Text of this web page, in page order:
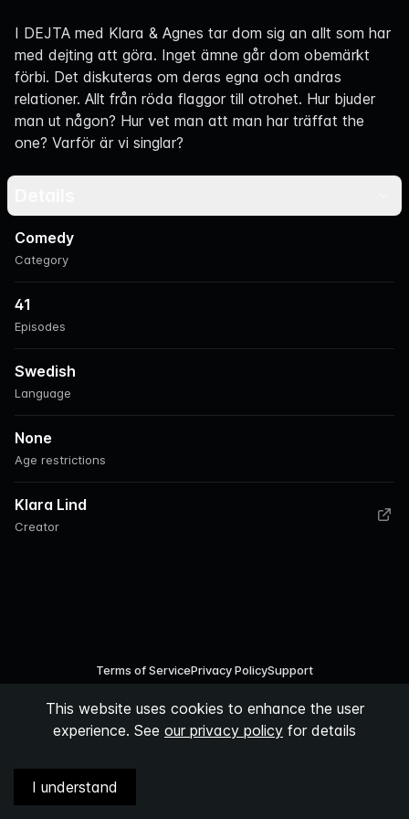
Navigation
I DEJTA med Klara & Agnes tar dom sig an allt som har
med dejting att göra. Inget ämne går dom obemärkt
förbi. Det diskuteras om deras egna och andras
relationer. Allt från röda flaggor till otrohet. Hur bjuder
man ut någon? Hur vet man att man har träffat the
one? Varför är vi singlar?
Category
Comedy
Episodes
41
Language
Swedish
Age restrictions
None
Creator
Klara Lind
Terms of ServicePrivacy PolicySupport
©2026Podspace AB
This website uses cookies to enhance the user
experience. See our privacy policy for details
I understand